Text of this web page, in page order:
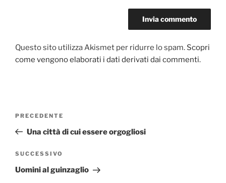
Questo sito utilizza Akismet per ridurre lo spam. Scopri
come vengono elaborati i dati derivati dai commenti.
Navigazione
Articolo
precedente:
PRECEDENTE
Una città di cui essere orgogliosi
Articolo
successivo
SUCCESSIVO
Uomini al guinzaglio